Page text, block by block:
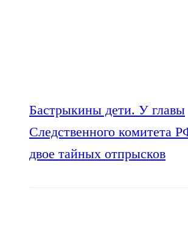
Бастрыкины дети. У главы
Следственного комитета
двое тайных отпрысков